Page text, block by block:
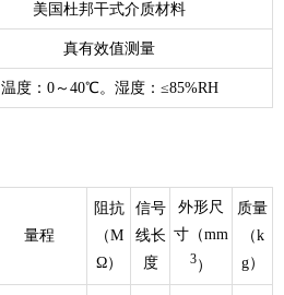
美国杜邦干式介质材料
真有效值测量
温度：0～40℃。湿度：≤85%RH
量程
阻抗
（M
Ω）
信号
线长
度
外形尺
寸（mm
3）
质量
（k
g）